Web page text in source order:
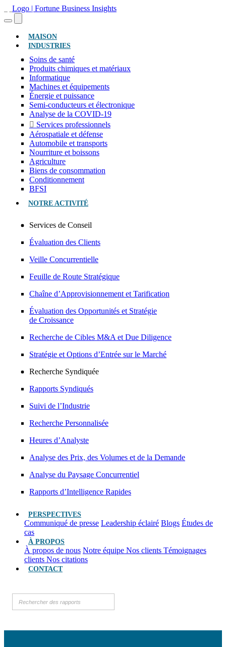
MAISON(ACTUEL)
INDUSTRIES
Soins de santé
Produits chimiques et matériaux
Informatique
Machines et équipements
Énergie et puissance
Semi-conducteurs et électronique
Analyse de la COVID-19
Services professionnels
Aérospatiale et défense
Automobile et transports
Nourriture et boissons
Agriculture
Biens de consommation
Conditionnement
BFSI
NOTRE ACTIVITÉ
Services de Conseil
Évaluation des Clients
Veille Concurrentielle
Feuille de Route Stratégique
Chaîne d’Approvisionnement et Tarification
Évaluation des Opportunités et Stratégie
de Croissance
Recherche de Cibles M&A et Due Diligence
Stratégie et Options d’Entrée sur le Marché
Recherche Syndiquée
Rapports Syndiqués
Suivi de l’Industrie
Recherche Personnalisée
Heures d’Analyste
Analyse des Prix, des Volumes et de la Demande
Analyse du Paysage Concurrentiel
Rapports d’Intelligence Rapides
PERSPECTIVES
Communiqué de presse Leadership éclairé Blogs Études de
cas
À PROPOS
À propos de nous Notre équipe Nos clients Témoignages
clients Nos citations
CONTACT